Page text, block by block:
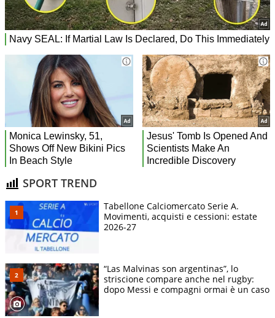
SPORT TREND
Tabellone Calciomercato Serie A.
Movimenti, acquisti e cessioni: estate
2026-27
“Las Malvinas son argentinas”, lo
striscione compare anche nel rugby:
dopo Messi e compagni ormai è un caso